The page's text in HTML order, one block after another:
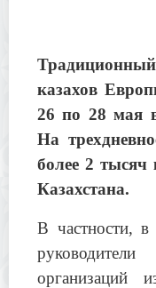
казахов
26 по 28 мая
На
более 2 тысяч
Казахстана.
В частности, в
организаций